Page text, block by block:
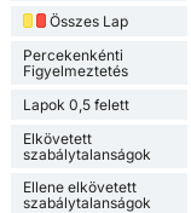
Összes Lap
Percekenkénti
Figyelmeztetés
Lapok 0,5 felett
Elkövetett
szabálytalanságok
Ellene elkövetett
szabálytalanságok